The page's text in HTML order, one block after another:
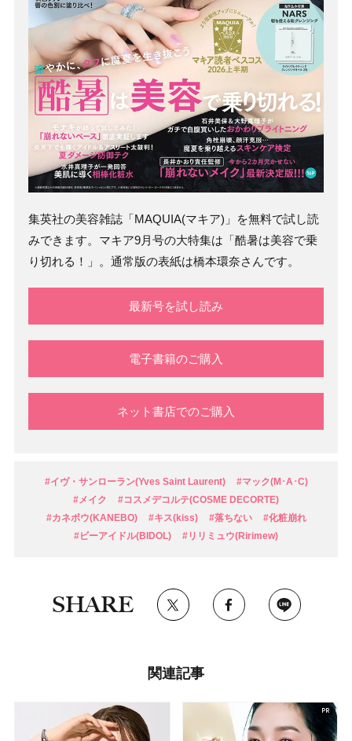
集英社の美容雑誌「MAQUIA(マキア)」を無料で試し読
みできます。マキア9月号の大特集は「酷暑は美容で乗
り切れる！」。通常版の表紙は橋本環奈さんです。
最新号を試し読み
電子書籍のご購入
ネット書店でのご購入
#イヴ・サンローラン(Yves Saint Laurent)
#マック(M･A･C)
#メイク
#コスメデコルテ(COSME DECORTE)
#カネボウ(KANEBO)
#キス(kiss) #落ちない
#化粧崩れ
#ビーアイドル(BIDOL)
#リリミュウ(Ririmew)
SHARE
関連記事